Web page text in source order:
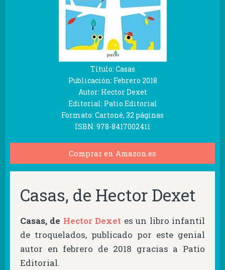
Título: Casas
Publicación: Febrero 2018
Autor: Hector Dexet
Editorial: Patio Editorial
Formato: Cartoné, 32 páginas
ISBN: 978-8417002411
Comprar en Amazon.es
Casas, de Hector Dexet
Casas, de Hector Dexet es un libro infantil
de troquelados, publicado por este genial
autor en febrero de 2018 gracias a Patio
Editorial.